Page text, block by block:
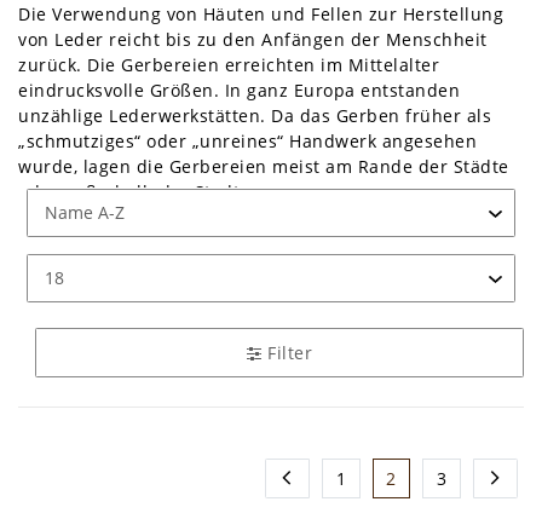
Die Verwendung von Häuten und Fellen zur Herstellung
von Leder reicht bis zu den Anfängen der Menschheit
zurück. Die Gerbereien erreichten im Mittelalter
eindrucksvolle Größen. In ganz Europa entstanden
unzählige Lederwerkstätten. Da das Gerben früher als
„schmutziges“ oder „unreines“ Handwerk angesehen
wurde, lagen die Gerbereien meist am Rande der Städte
oder außerhalb der Stadtmauern.
Der Unterschied zwischen dem Gerben im Mittelalter und
dem Gerben heutzutage liegt in den unterschiedlich
praktizierten Gerbverfahren. Im Mittelalter wurde die
pflanzliche Gerbung oder die Lohgerbung praktiziert. Bei
beiden Verfahren wurden pflanzliche Stoffe, wie
beispielsweise Kastanien- oder Eichenholz, als Gerbstoff
langlebige Eigenschaften auf. Daher wurden Sie oft für
die Herstellung von Schuhen verwendet.
Filter
1 2 3